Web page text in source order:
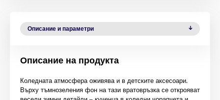
Описание и параметри
Описание на продукта
Коледната атмосфера оживява и в детските аксесоари.
Върху тъмнозеления фон на тази вратовръзка се открояват